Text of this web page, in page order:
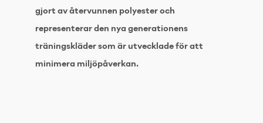
gjort av återvunnen polyester och
representerar den nya generationens
träningskläder som är utvecklade för att
minimera miljöpåverkan.